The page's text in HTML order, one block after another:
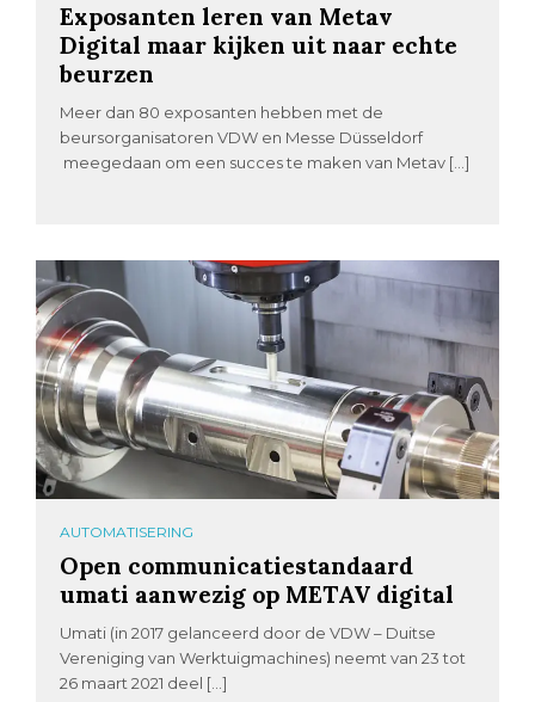
Exposanten leren van Metav
Digital maar kijken uit naar echte
beurzen
Meer dan 80 exposanten hebben met de
beursorganisatoren VDW en Messe Düsseldorf
meegedaan om een succes te maken van Metav […]
AUTOMATISERING
Open communicatiestandaard
umati aanwezig op METAV digital
Umati (in 2017 gelanceerd door de VDW – Duitse
Vereniging van Werktuigmachines) neemt van 23 tot
26 maart 2021 deel […]